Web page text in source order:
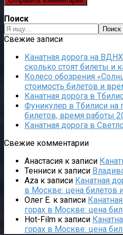
Поиск
Поиск
Свежие записи
Канатная дорога на
сколько стоят билеты и
Колесо обозрения
стоимость билетов и
Канатная дорога в
Фуникулер в Тбилиси на
билетов, время работы
Канатная дорога в
Свежие комментарии
Анастасия к записи
Тенниси к записи
Aza к записи Канатная
в Москве: цена билетов
Олег Е. к записи
горах в Москве: цена
Hot-Film к записи
горах в Москве: цена